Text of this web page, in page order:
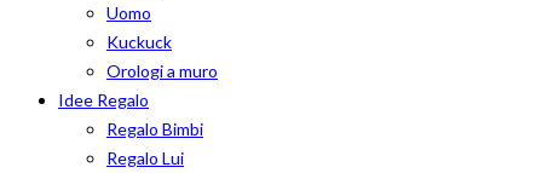
Uomo
Kuckuck
Orologi a muro
Idee Regalo
Regalo Bimbi
Regalo Lui